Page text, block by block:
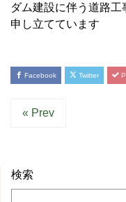
ダム建設に伴う道路
申し立てています
Facebook Twitter
« Prev
検索